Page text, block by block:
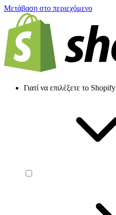
Μετάβαση στο περιεχόμενο
Γιατί να επιλέξετε το Shopify